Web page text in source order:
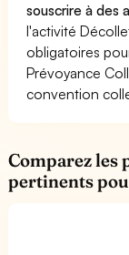
souscrire à des
l'activité
obligatoires
Prévoyance
convention
Comparez les
pertinents